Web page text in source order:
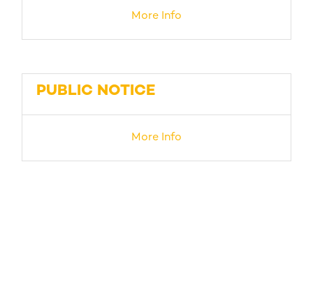
More Info
PUBLIC NOTICE
More Info